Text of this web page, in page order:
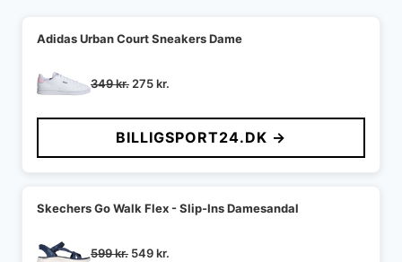
Adidas Urban Court Sneakers Dame
349kr. Den
pris
var:
349 kr..
275kr.
pris
er:
275 kr..
BILLIGSPORT24.DK →
Skechers Go Walk Flex - Slip-Ins Damesandal
599kr. Den
549kr.